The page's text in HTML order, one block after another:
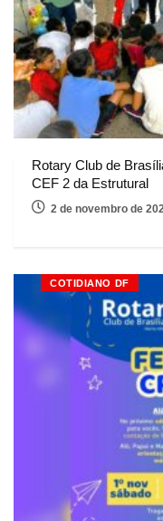
Rotary Club de
CEF 2 da Estrutural
2 de novembro de
COTIDIANO DF